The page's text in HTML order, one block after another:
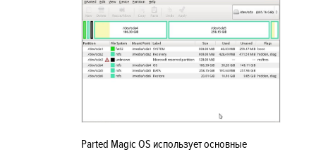
Parted Magic OS использует основные